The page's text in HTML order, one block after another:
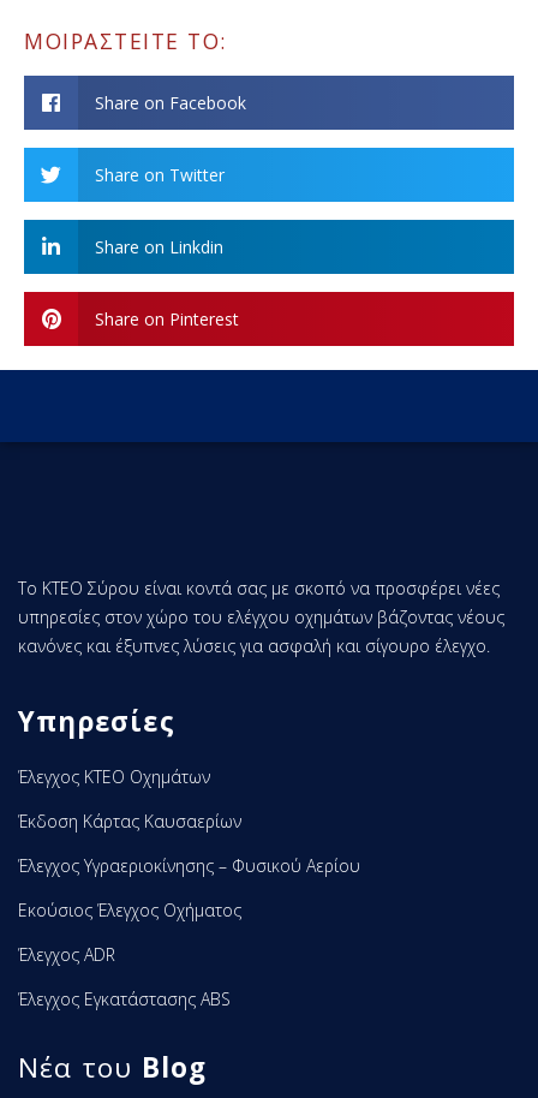
ΜΟΙΡΑΣΤΕΙΤΕ ΤΟ:
Share on Facebook
Share on Twitter
Share on Linkdin
Share on Pinterest
Τo KTEO Σύρου είναι κοντά σας με σκοπό να προσφέρει νέες
υπηρεσίες στον χώρο του ελέγχου οχημάτων βάζοντας νέους
κανόνες και έξυπνες λύσεις για ασφαλή και σίγουρο έλεγχο.
Υπηρεσίες
Έλεγχος ΚΤΕΟ Οχημάτων
Έκδοση Κάρτας Καυσαερίων
Έλεγχος Υγραεριοκίνησης – Φυσικού Αερίου
Εκούσιος Έλεγχος Οχήματος
Έλεγχος ADR
Έλεγχος Εγκατάστασης ABS
Νέα του Blog